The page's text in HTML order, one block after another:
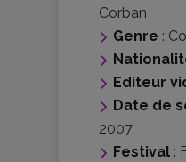
Corban
Genre :
Editeur
Date de
2007
Festival :